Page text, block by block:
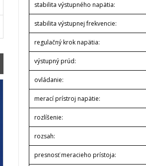
stabilita výstupného napätia:
stabilita výstupnej frekvencie:
regulačný krok napätia:
výstupný prúd:
ovládanie:
merací prístroj napätie:
rozlíšenie:
rozsah:
presnosť meracieho prístoja: